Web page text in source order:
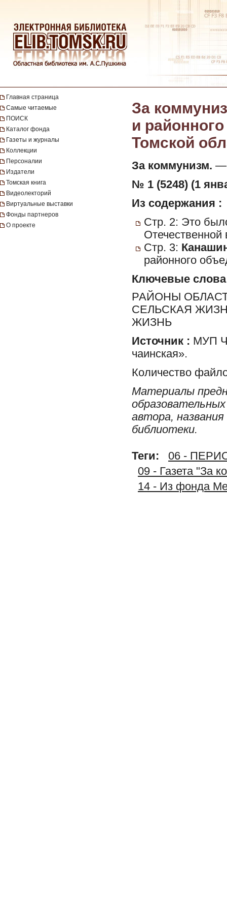
Главная страница
Самые читаемые
ПОИСК
Каталог фонда
Газеты и журналы
Коллекции
Персоналии
Издатели
Томская книга
Видеолекторий
Виртуальные выставки
Фонды партнеров
О проекте
За
и
Томской
За коммунизм. —
№ 1 (5248) (1
Из содержания :
Стр. 2: Это
Стр. 3:
районного
Ключевые слова
РАЙОНЫ
СЕЛЬСКАЯ
ЖИЗНЬ
Источник : МУП
чаинская».
Количество
Материалы
автора,
библиотеки.
Теги:
06 -
09 - Газета "За
14 - Из фонда